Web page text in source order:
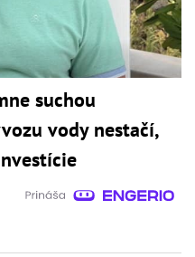
suchou
vody nestačí,